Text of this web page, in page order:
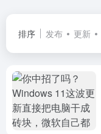
排序 发布 更新